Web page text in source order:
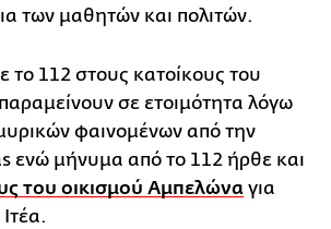
των μαθητών και πολιτών.
το 112 στους κατοίκους του
σε ετοιμότητα λόγω
φαινομένων από την
ενώ μήνυμα από το 112 ήρθε και
του οικισμού Αμπελώνα για